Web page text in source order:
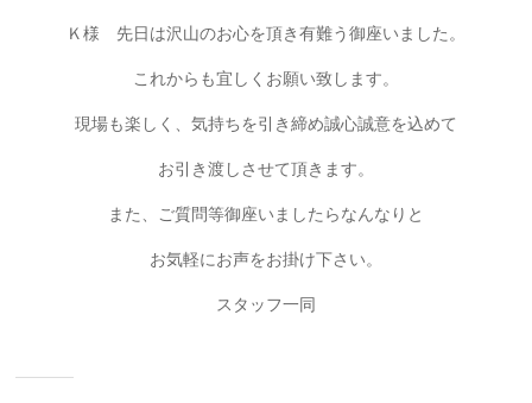
Ｋ様 先日は沢山のお心を頂き有難う御座いました。
これからも宜しくお願い致します。
現場も楽しく、気持ちを引き締め誠心誠意を込めて
お引き渡しさせて頂きます。
また、ご質問等御座いましたらなんなりと
お気軽にお声をお掛け下さい。
スタッフ一同